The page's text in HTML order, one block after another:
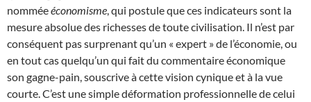
nomméeéconomisme , qui postule que ces indicateurs sont la
mesure absolue des richesses de toute civilisation. Il n’est par
conséquent pas surprenant qu’un « expert » de l’économie, ou
en tout cas quelqu’un qui fait du commentaire économique
son gagne-pain, souscrive à cette vision cynique et à la vue
courte. C’est une simple déformation professionnelle de celui